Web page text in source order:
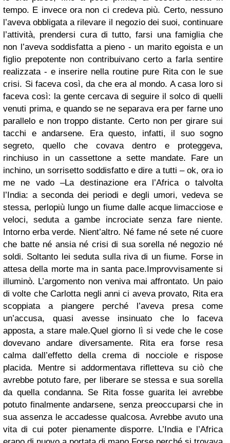
tempo. E invece ora non ci credeva più. Certo, nessuno
l’aveva obbligata a rilevare il negozio dei suoi, continuare
l’attività, prendersi cura di tutto, farsi una famiglia che
non l’aveva soddisfatta a pieno - un marito egoista e un
figlio prepotente non contribuivano certo a farla sentire
realizzata - e inserire nella routine pure Rita con le sue
crisi. Si faceva così, da che era al mondo. A casa loro si
faceva così: la gente cercava di seguire il solco di quelli
venuti prima, e quando se ne separava era per farne uno
parallelo e non troppo distante. Certo non per girare sui
tacchi e andarsene. Era questo, infatti, il suo sogno
segreto, quello che covava dentro e proteggeva,
rinchiuso in un cassettone a sette mandate. Fare un
inchino, un sorrisetto soddisfatto e dire a tutti – ok, ora io
me ne vado –La destinazione era l’Africa o talvolta
l’India: a seconda dei periodi e degli umori, vedeva se
stessa, perlopiù lungo un fiume dalle acque limacciose e
veloci, seduta a gambe incrociate senza fare niente.
Intorno erba verde. Nient’altro. Né fame né sete né cuore
che batte né ansia né crisi di sua sorella né negozio né
soldi. Soltanto lei seduta sulla riva di un fiume. Forse in
attesa della morte ma in santa pace.Improvvisamente si
illuminò. L’argomento non veniva mai affrontato. Un paio
di volte che Carlotta negli anni ci aveva provato, Rita era
scoppiata a piangere perché l’aveva presa come
un’accusa, quasi avesse insinuato che lo faceva
apposta, a stare male.Quel giorno lì si vede che le cose
dovevano andare diversamente. Rita era forse resa
calma dall’effetto della crema di nocciole e rispose
placida.
Mentre si addormentava rifletteva su ciò che
avrebbe potuto fare, per liberare se stessa e sua sorella
da quella condanna. Se Rita fosse guarita lei avrebbe
potuto finalmente andarsene, senza preoccuparsi che in
sua assenza le accadesse qualcosa. Avrebbe avuto una
vita di cui poter pienamente disporre. L’India e l’Africa